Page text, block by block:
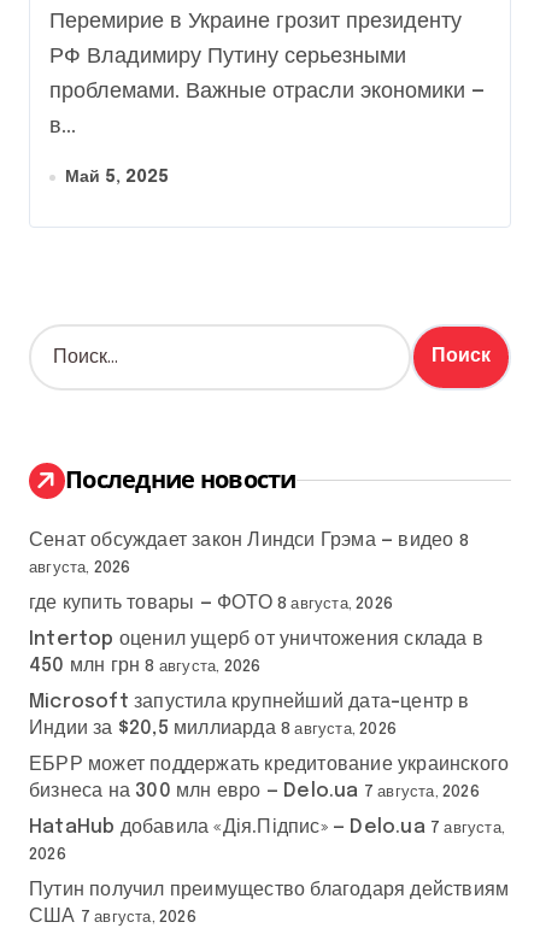
проблем, – Bild
Перемирие в Украине грозит президенту
РФ Владимиру Путину серьезными
проблемами. Важные отрасли экономики —
в...
Май 5, 2025
Н
а
:
Последние новости
Сенат обсуждает закон Линдси Грэма — видео 8
августа, 2026
где купить товары — ФОТО 8 августа, 2026
Intertop оценил ущерб от уничтожения склада в
450 млн грн 8 августа, 2026
Microsoft запустила крупнейший дата-центр в
Индии за $20,5 миллиарда 8 августа, 2026
ЕБРР может поддержать кредитование украинского
бизнеса на 300 млн евро — Delo.ua 7 августа, 2026
HataHub добавила «Дія.Підпис» — Delo.ua 7 августа,
2026
Путин получил преимущество благодаря действиям
США 7 августа, 2026